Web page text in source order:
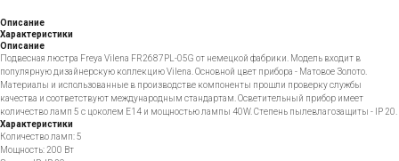
Описание
Характеристики
Описание
Подвесная люстра Freya Vilena FR2687PL-05G от немецкой фабрики. Модель входит в
популярную дизайнерскую коллекцию Vilena. Основной цвет прибора - Матовое Золото.
Материалы и использованные в производстве компоненты прошли проверку службы
качества и соответствуют международным стандартам. Осветительный прибор имеет
количество ламп 5 с цоколем E14 и мощностью лампы 40W. Степень пылевлагозащиты - IP 20.
Характеристики
Количество ламп: 5
Мощность: 200 Вт